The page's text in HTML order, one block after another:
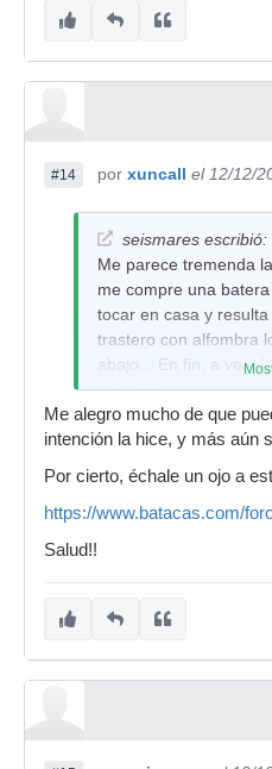
#14 por xuncall el 12/12/
seismares escribió:
Me parece tremenda
me compre una
tocar en casa y
trastero con alfombra
abajo... En fin, a ver si
esta. Miles!
Me alegro mucho de que
intención la hice, y más aún
Por cierto, échale un ojo a
https://www.batacas.com/
Salud!!